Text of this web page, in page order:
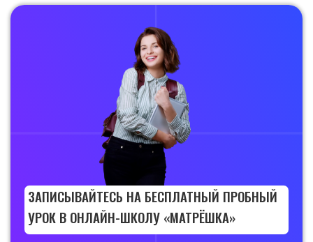
ЗАПИСЫВАЙТЕСЬ НА БЕСПЛАТНЫЙ ПРОБНЫЙ
УРОК В ОНЛАЙН-ШКОЛУ «МАТРЁШКА»